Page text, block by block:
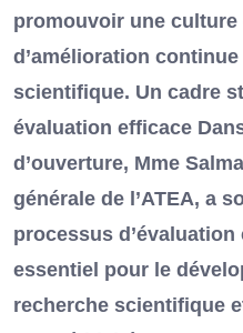
promouvoir une culture
d’amélioration
scientifique. Un cadre
évaluation efficace
d’ouverture, Mme
générale de l’ATEA, a
processus
essentiel pour le
recherche scientifique